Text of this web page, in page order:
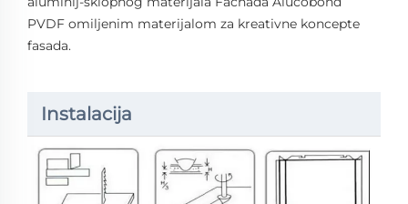
PVDF omiljenim materijalom za kreativne koncepte
fasada.
Instalacija